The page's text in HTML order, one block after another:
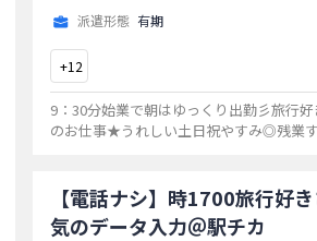
派遣形態 有期
+12
9：30分始業で朝はゆっくり出勤彡旅行
のお仕事★うれしい土日祝やすみ◎残業
【電話ナシ】時1700旅行好
気のデータ入力＠駅チカ